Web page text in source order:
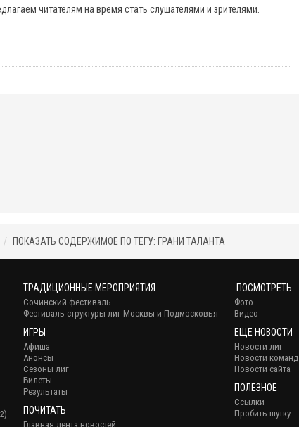
читателям на время стать слушателями и зрителями.
ПОКАЗАТЬ СОДЕРЖИМОЕ ПО ТЕГУ: ГРАНИ ТАЛАНТА
ТРАДИЦИОННЫЕ МЕРОПРИЯТИЯ
Сочинский фестиваль
Фестиваль структуры лиг Москвы и Подмосковья
ИГРЫ
Афиша
Анонсы
Сезоны лиг
Билеты
Результаты
ПОЧИТАТЬ
Главная лента новостей
ПОСМОТРЕТЬ
Фото
Видео
ЕЩЕ НОВОСТИ
Новости лиг
Новости команд
Новости сайта
ПОЛЕЗНОЕ
Ссылки
Пробить шутку